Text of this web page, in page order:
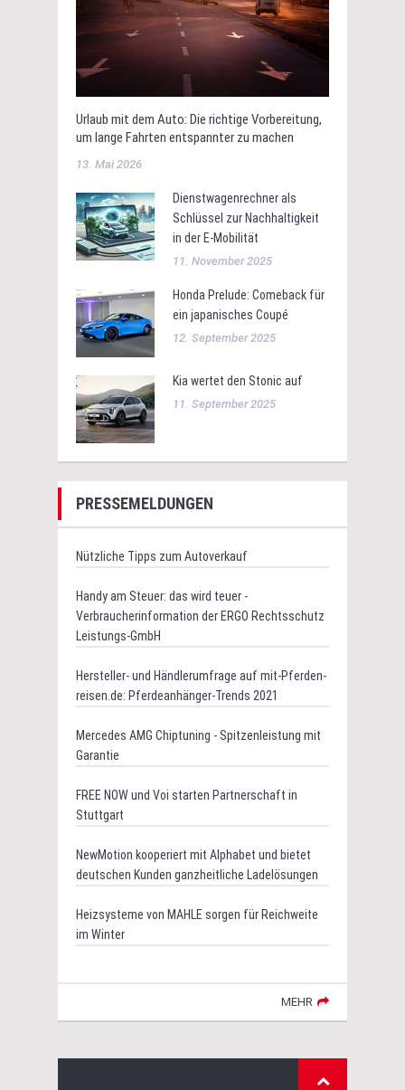
Urlaub mit dem Auto: Die richtige Vorbereitung,
um lange Fahrten entspannter zu machen
13. Mai 2026
Dienstwagenrechner als
Schlüssel zur Nachhaltigkeit
in der E-Mobilität
11. November 2025
Honda Prelude: Comeback für
ein japanisches Coupé
12. September 2025
Kia wertet den Stonic auf
11. September 2025
PRESSEMELDUNGEN
Nützliche Tipps zum Autoverkauf
Handy am Steuer: das wird teuer -
Verbraucherinformation der ERGO Rechtsschutz
Leistungs-GmbH
Hersteller- und Händlerumfrage auf mit-Pferden-
reisen.de: Pferdeanhänger-Trends 2021
Mercedes AMG Chiptuning - Spitzenleistung mit
Garantie
FREE NOW und Voi starten Partnerschaft in
Stuttgart
NewMotion kooperiert mit Alphabet und bietet
deutschen Kunden ganzheitliche Ladelösungen
Heizsysteme von MAHLE sorgen für Reichweite
im Winter
MEHR